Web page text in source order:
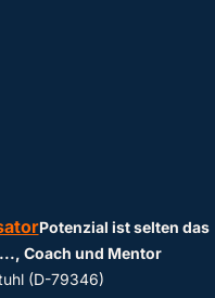
Potenzial ist selten das
, Coach und Mentor
(D-79346)